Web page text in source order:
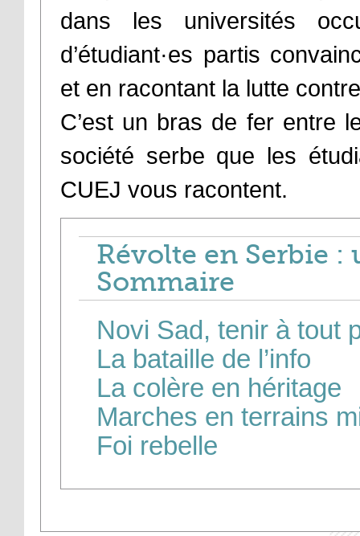
dans les universités
d’étudiant·es partis
et en racontant la lutte
C’est un bras de fer entre
société serbe que les
CUEJ vous racontent.
Révolte en Serbie
Sommaire
Novi Sad, tenir à tout
La bataille de l’info
La colère en héritage
Marches en terrains
Foi rebelle